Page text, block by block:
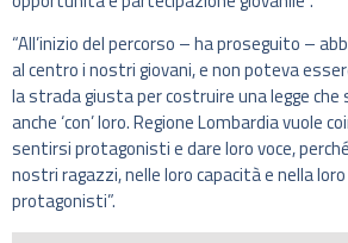
“All’inizio del percorso – ha proseguito –
al centro i nostri giovani, e non poteva
la strada giusta per costruire una legge che
anche ‘con’ loro. Regione Lombardia vuole
sentirsi protagonisti e dare loro voce,
nostri ragazzi, nelle loro capacità e nella
protagonisti”.